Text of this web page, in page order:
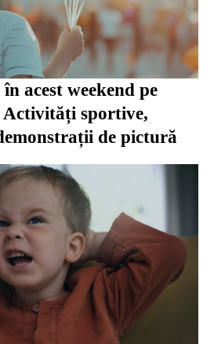
acest weekend pe
sportive,
de pictură